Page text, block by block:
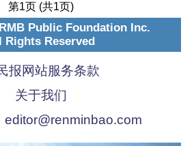
第1页 (共1页)
Public Foundation Inc.
Rights Reserved
报网站服务条款
关于我们
editor@renminbao.com